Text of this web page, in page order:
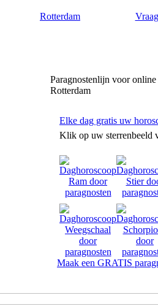
Rotterdam
Paragnostenlijn voor
Rotterdam
Elke dag gratis uw
Klik op uw sterrenbeeld
Maak een GRATIS